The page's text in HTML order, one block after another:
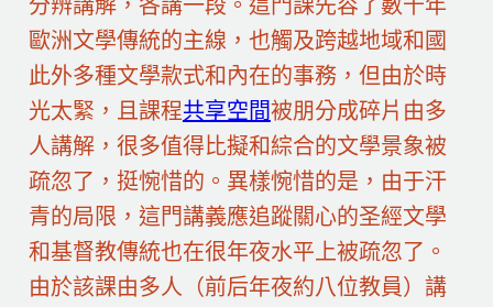
歐洲文學傳統的主線，也觸及跨越地域和國
此外多種文學款式和內在的事務，但由於時
光太緊，且課程共享空間被朋分成碎片由多
人講解，很多值得比擬和綜合的文學景象被
疏忽了，挺惋惜的。異樣惋惜的是，由于汗
青的局限，這門講義應追蹤關心的圣經文學
和基督教傳統也在很年夜水平上被疏忽了。
由於該課由多人（前后年夜約八位教員）講